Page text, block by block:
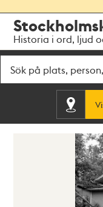
navigationen
huvudinnehållet
Historia i ord, ljud